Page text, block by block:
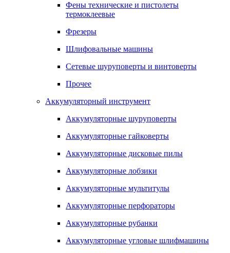
Фены технические и пистолеты
термоклеевые
Фрезеры
Шлифовальные машины
Сетевые шуруповерты и винтоверты
Прочее
Аккумуляторный инструмент
Аккумуляторные шуруповерты
Аккумуляторные гайковерты
Аккумуляторные дисковые пилы
Аккумуляторные лобзики
Аккумуляторные мультитулы
Аккумуляторные перфораторы
Аккумуляторные рубанки
Аккумуляторные угловые шлифмашины